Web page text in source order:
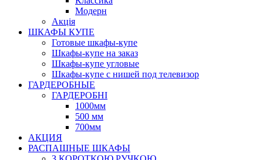
Модерн
Акція
ШКАФЫ КУПЕ
Готовые шкафы-купе
Шкафы-купе на заказ
Шкафы-купе угловые
Шкафы-купе с нишей под телевизор
ГАРДЕРОБНЫЕ
ГАРДЕРОБНІ
1000мм
500 мм
700мм
АКЦИЯ
РАСПАШНЫЕ ШКАФЫ